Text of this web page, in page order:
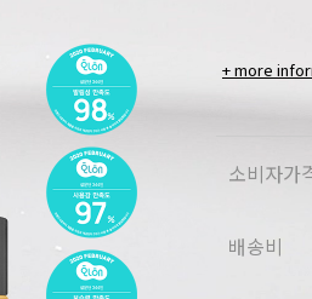
+ more
소비자가
배송비